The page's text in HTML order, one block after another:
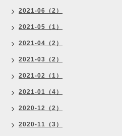
2021-06（2）
2021-05（1）
2021-04（2）
2021-03（2）
2021-02（1）
2021-01（4）
2020-12（2）
2020-11（3）